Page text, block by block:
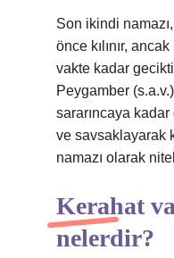
Son ikindi
önce kılınır,
vakte kadar
Peygamber
sararıncaya
ve savsaklayarak
namazı olarak
Kerahat
nelerdir?